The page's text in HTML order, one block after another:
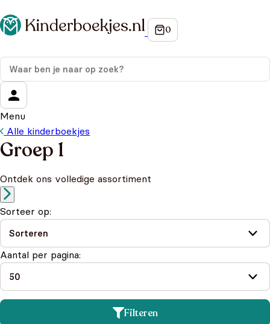
Menu
Alle kinderboekjes
Groep 1
Ontdek ons volledige assortiment
Sorteer op:
Aantal per pagina:
Filteren
Op de hoogte blijven van onze acties?
Meld je aan voor onze nieuwsbrief en ontvang
korting
Wat is je voornaam?
Wat is je e-mailadres?
Aanmelden
We gebruiken je gegevens om contact op te nemen,
in overeenstemming met onsprivacybeleid.